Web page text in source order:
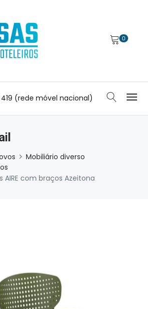
0
419 (rede móvel nacional)
Mobiliário diverso
AIRE com braços Azeitona